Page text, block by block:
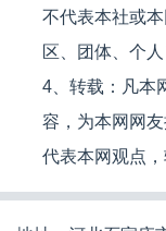
不代表本社或
区、团体、个人
4、转载：凡本
容，为本网网
代表本网观点